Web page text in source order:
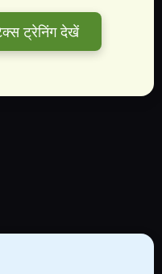
ट्रेनिंग देखें